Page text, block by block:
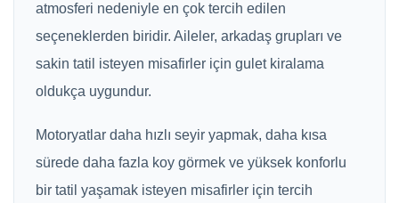
atmosferi nedeniyle en çok tercih edilen
seçeneklerden biridir. Aileler, arkadaş grupları ve
sakin tatil isteyen misafirler için gulet kiralama
oldukça uygundur.
Motoryatlar daha hızlı seyir yapmak, daha kısa
sürede daha fazla koy görmek ve yüksek konforlu
bir tatil yaşamak isteyen misafirler için tercih